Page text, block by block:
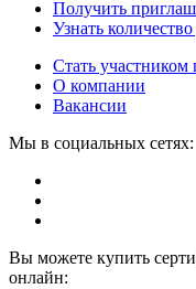
Получить
Узнать
Стать
О компании
Вакансии
Мы в социальных сетях:
Вы можете купить
онлайн: